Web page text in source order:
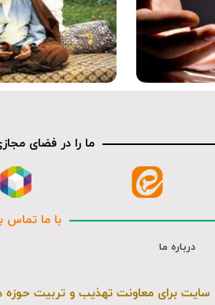
کلیپ
ما را در فضای
با ما تماس
درباره ما
سایت برای معاونت تهذیب و تربیت